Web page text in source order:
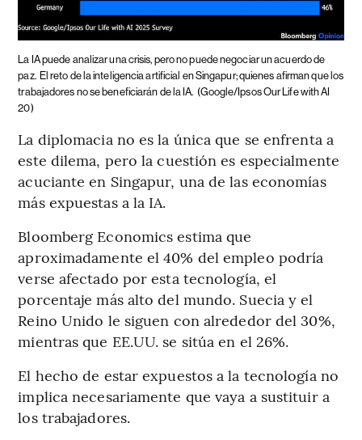
La IA puede analizar una crisis, pero no puede negociar un acuerdo de
paz. El reto de la inteligencia artificial en Singapur; quienes afirman que los
trabajadores no se beneficiarán de la IA. (Google/Ipsos Our Life with AI
20)
La diplomacia no es la única que se enfrenta a
este dilema, pero la cuestión es especialmente
acuciante en Singapur, una de las economías
más expuestas a la IA.
Bloomberg Economics estima que
aproximadamente el 40% del empleo podría
verse afectado por esta tecnología, el
porcentaje más alto del mundo. Suecia y el
Reino Unido le siguen con alrededor del 30%,
mientras que EE.UU. se sitúa en el 26%.
El hecho de estar expuestos a la tecnología no
implica necesariamente que vaya a sustituir a
los trabajadores.